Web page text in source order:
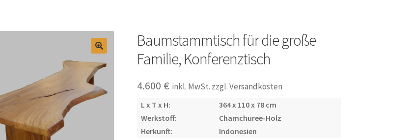
Baumstammtisch für die große
Familie, Konferenztisch
4.600 € inkl. MwSt. zzgl. Versandkosten
L x T x H:
364 x 110 x 78 cm
Werkstoff:
Chamchuree-Holz
Herkunft:
Indonesien